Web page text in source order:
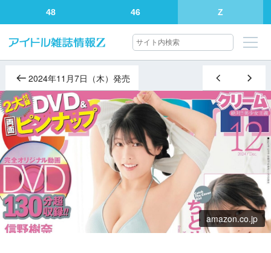
48 46 Z
2024年11月7日（木）発売
amazon.co.jp